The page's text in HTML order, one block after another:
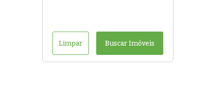
Limpar Buscar Imóveis